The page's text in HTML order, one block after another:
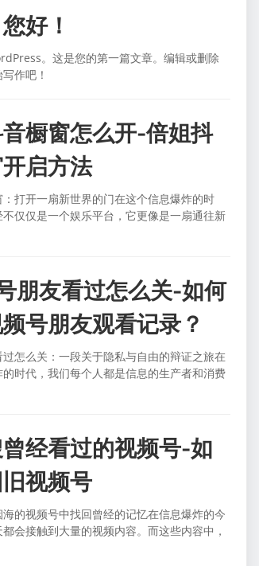
好！
。这是您的第一篇文章。编辑或删除
作吧！
橱窗怎么开-倍姐抖
启方法
打开一扇新世界的门在这个信息爆炸的时
仅仅是一个娱乐平台，它更像是一扇通往新
朋友看过怎么关-如何
号朋友观看记录？
怎么关：一段关于隐私与自由的辩证之旅在
时代，我们每个人都是信息的生产者和消费
经看过的视频号-如
视频号
的视频号中找回曾经的记忆在信息爆炸的今
会接触到大量的视频内容。而这些内容中，